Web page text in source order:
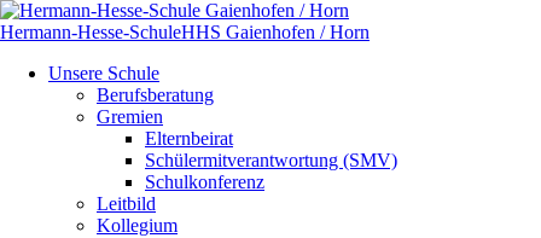
Hermann-Hesse-SchuleHHS Gaienhofen / Horn
überspringenUnsere Schule
Berufsberatung
Gremien
Elternbeirat
Schülermitverantwortung (SMV)
Schulkonferenz
Leitbild
Kollegium